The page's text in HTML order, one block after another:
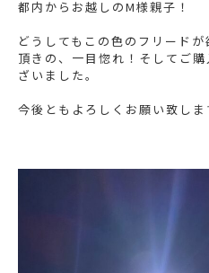
都内からお越しのM様親子！
どうしてもこの色のフリード
頂きの、一目惚れ！そしてご
ざいました。
今後ともよろしくお願い致しま